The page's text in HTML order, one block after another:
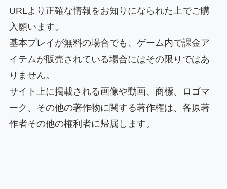
URLより正確な情報をお知りになられた上でご購
入願います。
基本プレイが無料の場合でも、ゲーム内で課金ア
イテムが販売されている場合にはその限りではあ
りません。
サイト上に掲載される画像や動画、商標、ロゴマ
ーク、その他の著作物に関する著作権は、各原著
作者その他の権利者に帰属します。